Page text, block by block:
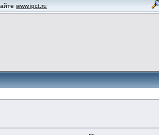
www.ipct.ru